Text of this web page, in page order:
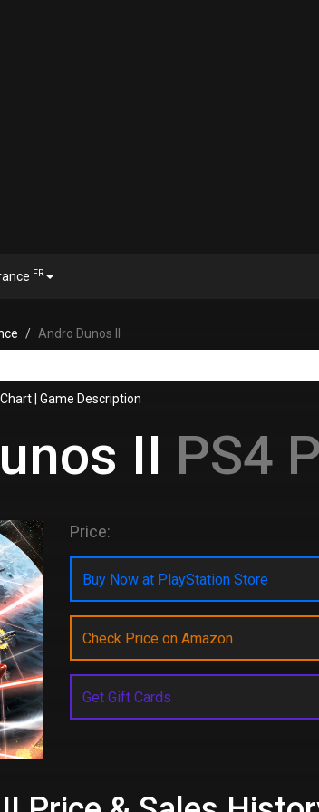
FR
Andro Dunos II
Game Description
II PS4
Price:
Buy Now at PlayStation Store
Check Price on Amazon
Get Gift Cards